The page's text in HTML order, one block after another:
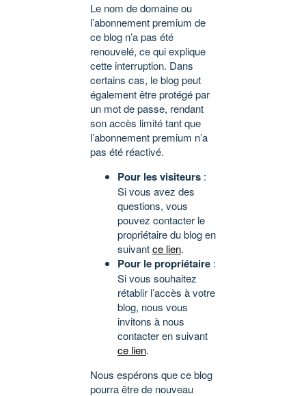
Le nom de domaine ou
l’abonnement premium de
ce blog n’a pas été
renouvelé, ce qui explique
cette interruption. Dans
certains cas, le blog peut
également être protégé par
un mot de passe, rendant
son accès limité tant que
l’abonnement premium n’a
pas été réactivé.
Pour les visiteurs :
Si vous avez des
questions, vous
pouvez contacter le
propriétaire du blog en
suivantce lien.
Pour le propriétaire :
Si vous souhaitez
rétablir l’accès à votre
blog, nous vous
invitons à nous
contacter en suivant
ce lien.
Nous espérons que ce blog
pourra être de nouveau